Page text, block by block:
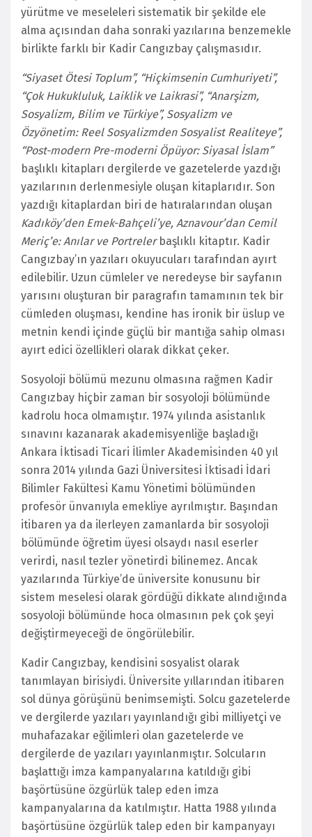
yürütme ve meseleleri sistematik bir şekilde ele
alma açısından daha sonraki yazılarına benzemekle
birlikte farklı bir Kadir Cangızbay çalışmasıdır.
“Siyaset Ötesi Toplum”, “Hiçkimsenin Cumhuriyeti”,
“Çok Hukukluluk, Laiklik ve Laikrasi”, “Anarşizm,
Sosyalizm, Bilim ve Türkiye”, Sosyalizm ve
Özyönetim: Reel Sosyalizmden Sosyalist Realiteye”,
“Post-modern Pre-moderni Öpüyor: Siyasal İslam”
başlıklı kitapları dergilerde ve gazetelerde yazdığı
yazılarının derlenmesiyle oluşan kitaplarıdır. Son
yazdığı kitaplardan biri de hatıralarından oluşan
Kadıköy’den Emek-Bahçeli’ye, Aznavour’dan Cemil
Meriç’e: Anılar ve Portrelerbaşlıklı kitaptır. Kadir
Cangızbay’ın yazıları okuyucuları tarafından ayırt
edilebilir. Uzun cümleler ve neredeyse bir sayfanın
yarısını oluşturan bir paragrafın tamamının tek bir
cümleden oluşması, kendine has ironik bir üslup ve
metnin kendi içinde güçlü bir mantığa sahip olması
ayırt edici özellikleri olarak dikkat çeker.
Sosyoloji bölümü mezunu olmasına rağmen Kadir
Cangızbay hiçbir zaman bir sosyoloji bölümünde
kadrolu hoca olmamıştır. 1974 yılında asistanlık
sınavını kazanarak akademisyenliğe başladığı
Ankara İktisadi Ticari İlimler Akademisinden 40 yıl
sonra 2014 yılında Gazi Üniversitesi İktisadi İdari
Bilimler Fakültesi Kamu Yönetimi bölümünden
profesör ünvanıyla emekliye ayrılmıştır. Başından
itibaren ya da ilerleyen zamanlarda bir sosyoloji
bölümünde öğretim üyesi olsaydı nasıl eserler
verirdi, nasıl tezler yönetirdi bilinemez. Ancak
yazılarında Türkiye’de üniversite konusunu bir
sistem meselesi olarak gördüğü dikkate alındığında
sosyoloji bölümünde hoca olmasının pek çok şeyi
değiştirmeyeceği de öngörülebilir.
Kadir Cangızbay, kendisini sosyalist olarak
tanımlayan birisiydi. Üniversite yıllarından itibaren
sol dünya görüşünü benimsemişti. Solcu gazetelerde
ve dergilerde yazıları yayınlandığı gibi milliyetçi ve
muhafazakar eğilimleri olan gazetelerde ve
dergilerde de yazıları yayınlanmıştır. Solcuların
başlattığı imza kampanyalarına katıldığı gibi
başörtüsüne özgürlük talep eden imza
kampanyalarına da katılmıştır. Hatta 1988 yılında
başörtüsüne özgürlük talep eden bir kampanyayı